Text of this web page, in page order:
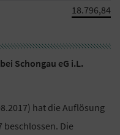
18.796,84
Schongau eG i.L.
hat die Auflösung
beschlossen. Die